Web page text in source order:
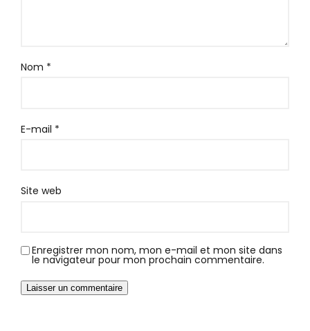
Nom *
E-mail *
Site web
Enregistrer mon nom, mon e-mail et mon site dans
le navigateur pour mon prochain commentaire.